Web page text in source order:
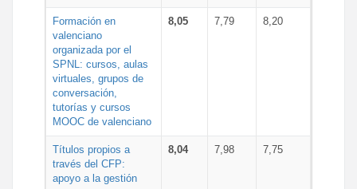
Formación en
valenciano
organizada por el
SPNL: cursos, aulas
virtuales, grupos de
conversación,
tutorías y cursos
MOOC de valenciano
8,05 7,79 8,20
Títulos propios a
través del CFP:
apoyo a la gestión
8,04 7,98 7,75